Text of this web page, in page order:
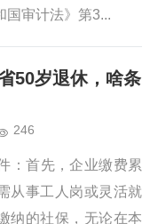
国审计法》第3...
50岁退休，啥条
246
：首先，企业缴费累
从事工人岗或灵活就
纳的社保，无论在本